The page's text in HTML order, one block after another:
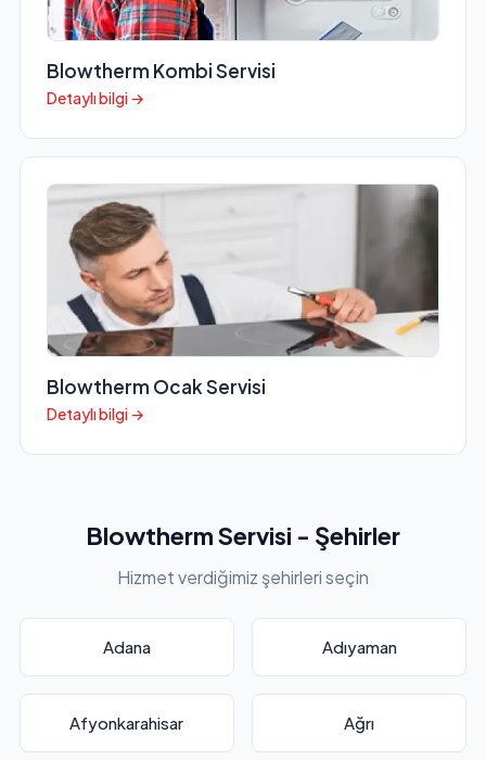
Blowtherm Kombi Servisi
Detaylı bilgi →
Blowtherm Ocak Servisi
Detaylı bilgi →
Blowtherm Servisi - Şehirler
Hizmet verdiğimiz şehirleri seçin
Adana Adıyaman
Afyonkarahisar Ağrı